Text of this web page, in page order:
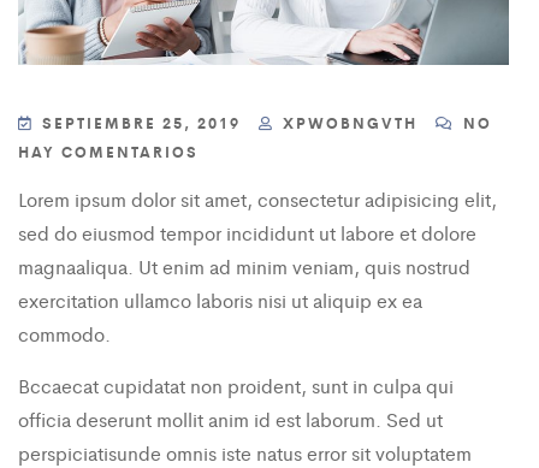
SEPTIEMBRE 25, 2019 XPWOBNGVTH
NO
HAY COMENTARIOS
Lorem ipsum dolor sit amet, consectetur adipisicing elit,
sed do eiusmod tempor incididunt ut labore et dolore
magnaaliqua. Ut enim ad minim veniam, quis nostrud
exercitation ullamco laboris nisi ut aliquip ex ea
commodo.
Bccaecat cupidatat non proident, sunt in culpa qui
officia deserunt mollit anim id est laborum. Sed ut
perspiciatisunde omnis iste natus error sit voluptatem